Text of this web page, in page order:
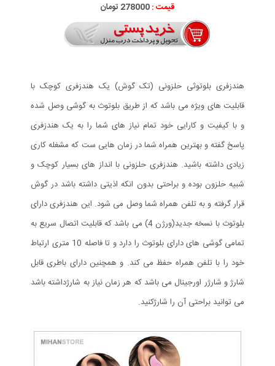
قیمت :278000 تومان
هندزفری بلوتوثی حلزونی (تک گوش) یک هندزفری کوچک با
قابلیت های ویژه می باشد که از طریق بلوتوث به گوشی وصل شده
و با کیفیت و کارایی خود تمام نیاز های شما را به یک هندزفری
پاسخ گفته و بهترین همراه شما در زمان هایی ست که مشغله کاری
زیادی داشته باشید. هندزفری حلزونی با انداز های بسیار کوچک و
شبیه حلزون بوده و براحتی بدون انکه اذیتی داشته باشد در گوش
قرار گرفته و به تلفن همراه شما وصل می شود. این هندزفری دارای
بلوتوث با نسخه جدید(ورژن 4) می باشد که قابلیت اتصال سریع به
تمامی گوشی های دارای بلوتوث را دارد و تا فاصله 10 متری ارتباط
خود را با تلفن همراه حفظ می کند. و همچنین دارای باطری قابل
شارژ و شارژر اورجینال می باشد که هر زمان نیاز به شارژداشته باشد
می توانید براحتی آن را شارژکنید.